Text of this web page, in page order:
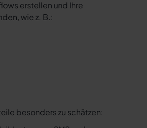
erstellen und Ihre
wie z. B.:
besonders zu schätzen: